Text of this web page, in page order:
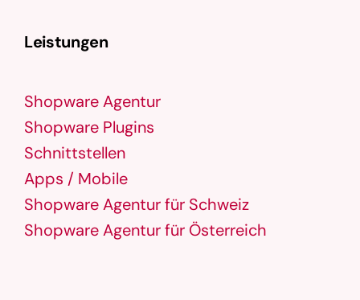
Leistungen
Shopware Agentur
Shopware Plugins
Schnittstellen
Apps / Mobile
Shopware Agentur für Schweiz
Shopware Agentur für Österreich